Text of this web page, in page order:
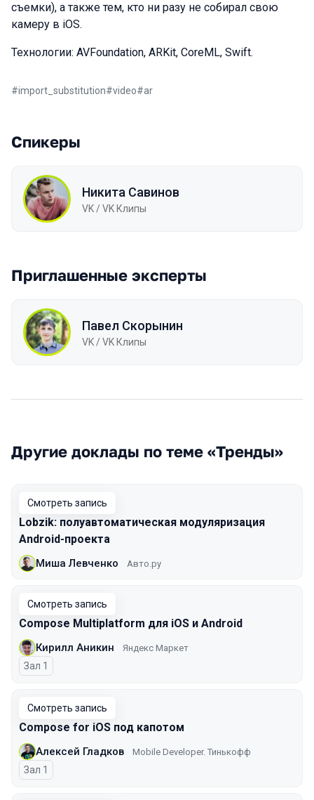
съемки), а также тем, кто ни разу не собирал свою
камеру в iOS.
Технологии: AVFoundation, ARKit, CoreML, Swift.
#import_substitution#video#ar
Спикеры
Никита Савинов
VK / VK Клипы
Приглашенные эксперты
Павел Скорынин
VK / VK Клипы
Другие доклады по теме «Тренды»
Смотреть запись
Lobzik: полуавтоматическая модуляризация
Android-проекта
Миша Левченко Авто.ру
Смотреть запись
Compose Multiplatform для iOS и Android
Кирилл Аникин Яндекс Маркет
Зал 1
Смотреть запись
Compose for iOS под капотом
Алексей Гладков Mobile Developer. Тинькофф
Зал 1